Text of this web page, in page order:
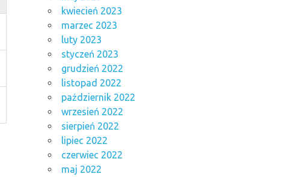
kwiecień 2023
marzec 2023
luty 2023
styczeń 2023
grudzień 2022
listopad 2022
październik 2022
wrzesień 2022
sierpień 2022
lipiec 2022
czerwiec 2022
maj 2022